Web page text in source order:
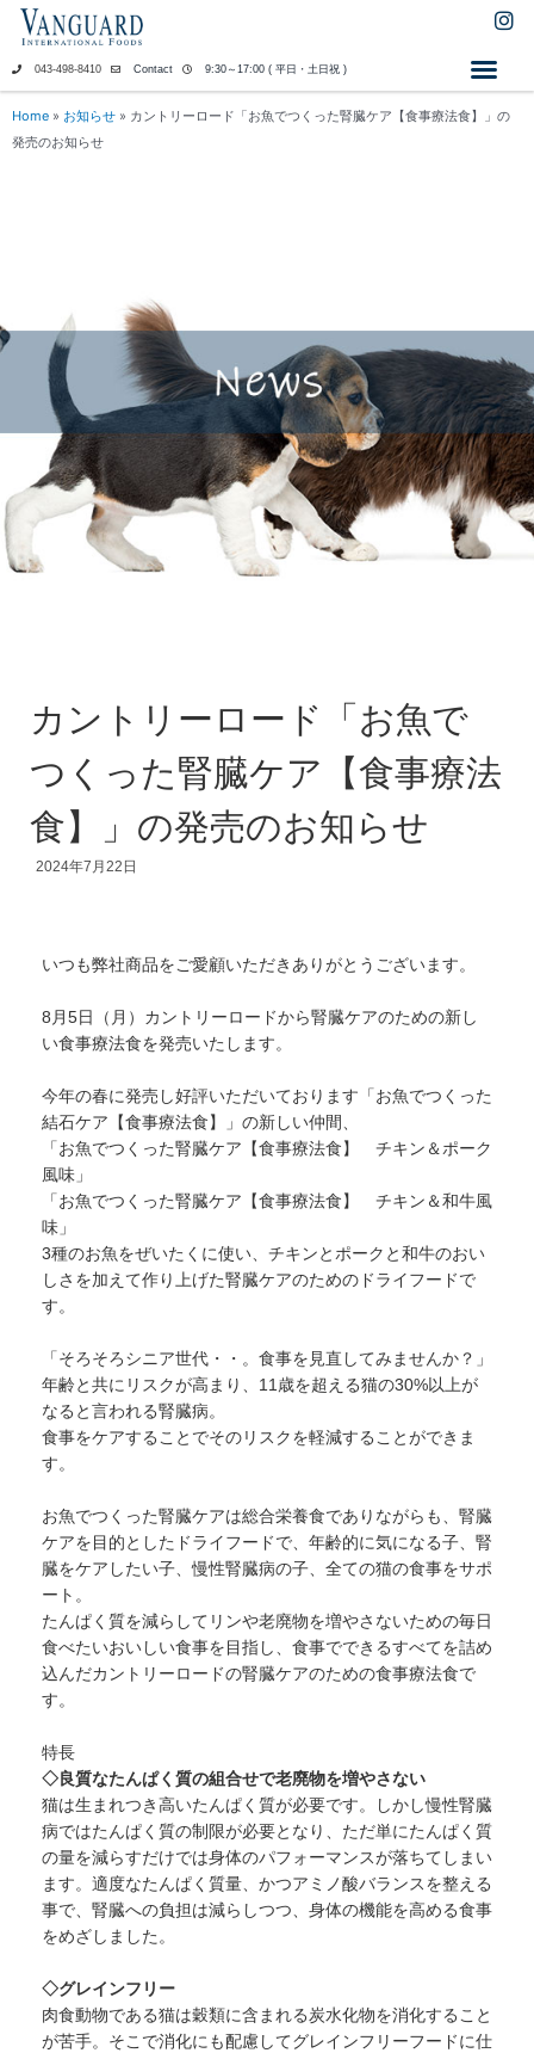
ス
キ
ッ
I
g
043-498-8410 Contact 9:30～17:00 ( 平日・土日祝 )
Home » お知らせ » カントリーロード「お魚でつくった腎臓ケア【食事療法食】」の
発売のお知らせ
カントリーロード「お魚で
つくった腎臓ケア【食事療法
食】」の発売のお知らせ
2024年7月22日
いつも弊社商品をご愛顧いただきありがとうございます。
8月5日（月）カントリーロードから腎臓ケアのための新し
い食事療法食を発売いたします。
今年の春に発売し好評いただいております「お魚でつくった
結石ケア【食事療法食】」の新しい仲間、
「お魚でつくった腎臓ケア【食事療法食】 チキン＆ポーク
風味」
「お魚でつくった腎臓ケア【食事療法食】 チキン＆和牛風
味」
3種のお魚をぜいたくに使い、チキンとポークと和牛のおい
しさを加えて作り上げた腎臓ケアのためのドライフードで
す。
「そろそろシニア世代・・。食事を見直してみませんか？」
年齢と共にリスクが高まり、11歳を超える猫の30%以上が
なると言われる腎臓病。
食事をケアすることでそのリスクを軽減することができま
す。
お魚でつくった腎臓ケアは総合栄養食でありながらも、腎臓
ケアを目的としたドライフードで、年齢的に気になる子、腎
臓をケアしたい子、慢性腎臓病の子、全ての猫の食事をサポ
ート。
たんぱく質を減らしてリンや老廃物を増やさないための毎日
食べたいおいしい食事を目指し、食事でできるすべてを詰め
込んだカントリーロードの腎臓ケアのための食事療法食で
す。
特長
◇良質なたんぱく質の組合せで老廃物を増やさない
猫は生まれつき高いたんぱく質が必要です。しかし慢性腎臓
病ではたんぱく質の制限が必要となり、ただ単にたんぱく質
の量を減らすだけでは身体のパフォーマンスが落ちてしまい
ます。適度なたんぱく質量、かつアミノ酸バランスを整える
事で、腎臓への負担は減らしつつ、身体の機能を高める食事
をめざしました。
◇グレインフリー
肉食動物である猫は穀類に含まれる炭水化物を消化すること
が苦手。そこで消化にも配慮してグレインフリーフードに仕